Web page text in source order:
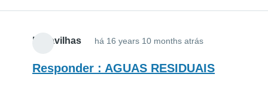
Maravilhas há 16 years 10 months atrás
Responder : AGUAS RESIDUAIS